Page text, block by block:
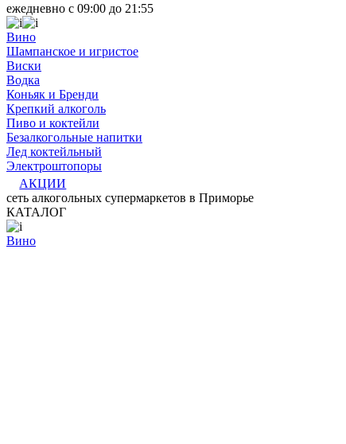
ежедневно с 09:00 до 21:55
Вино
Шампанское и игристое
Виски
Водка
Коньяк и Бренди
Крепкий алкоголь
Пиво и коктейли
Безалкогольные напитки
Лед коктейльный
Электроштопоры
АКЦИИ
сеть алкогольных супермаркетов в Приморье
КАТАЛОГ
Вино